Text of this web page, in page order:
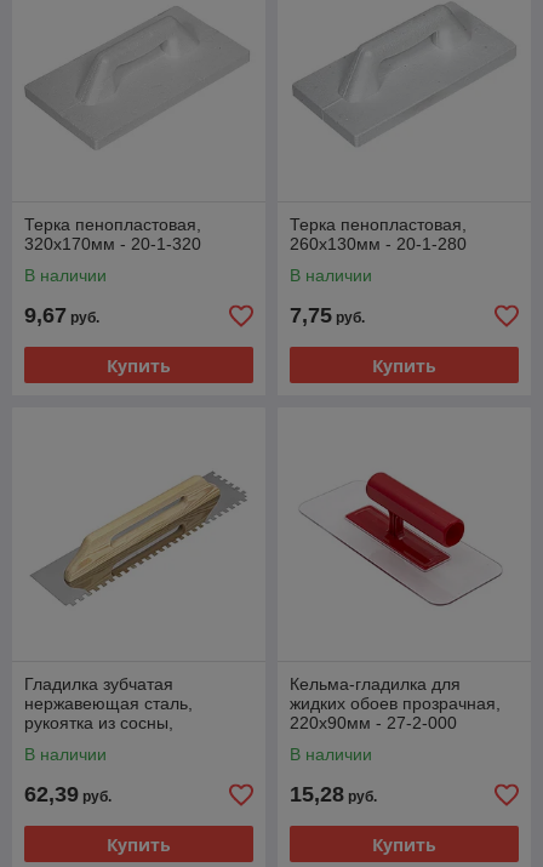
Терка пенопластовая,
320х170мм - 20-1-320
В наличии
9,67 руб.
Купить
Терка пенопластовая,
260х130мм - 20-1-280
В наличии
7,75 руб.
Купить
Гладилка зубчатая
нержавеющая сталь,
рукоятка из сосны,
27-0-110
В наличии
62,39 руб.
Купить
Кельма-гладилка для
жидких обоев прозрачная,
220х90мм - 27-2-000
В наличии
15,28 руб.
Купить